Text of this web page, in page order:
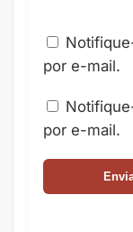
por e-mail.
por e-mail.